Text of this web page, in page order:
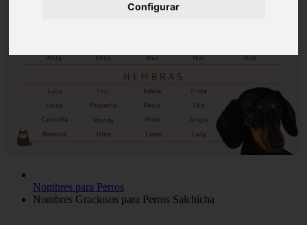
Configurar
Nombres para Perros
Nombres Graciosos para Perros Salchicha